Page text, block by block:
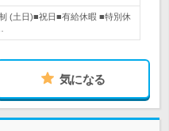
(土日)■祝日■有給休暇 ■特別休
気になる